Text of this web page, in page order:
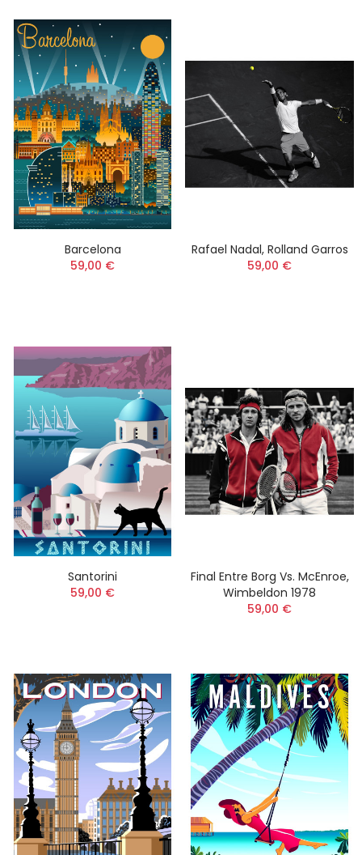
Barcelona
59,00 €
Rafael Nadal, Rolland Garros
59,00 €
Santorini
59,00 €
Final Entre Borg Vs. McEnroe,
Wimbeldon 1978
59,00 €